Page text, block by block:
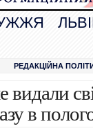
РЕДАКЦІЙНА
видали
в